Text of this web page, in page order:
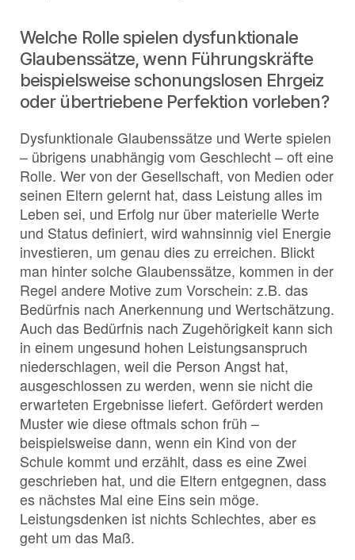
Welche Rolle spielen dysfunktionale
Glaubenssätze, wenn Führungskräfte
beispielsweise schonungslosen Ehrgeiz
oder übertriebene Perfektion vorleben?
Dysfunktionale Glaubenssätze und Werte spielen
– übrigens unabhängig vom Geschlecht – oft eine
Rolle. Wer von der Gesellschaft, von Medien oder
seinen Eltern gelernt hat, dass Leistung alles im
Leben sei, und Erfolg nur über materielle Werte
und Status definiert, wird wahnsinnig viel Energie
investieren, um genau dies zu erreichen. Blickt
man hinter solche Glaubenssätze, kommen in der
Regel andere Motive zum Vorschein: z.B. das
Bedürfnis nach Anerkennung und Wertschätzung.
Auch das Bedürfnis nach Zugehörigkeit kann sich
in einem ungesund hohen Leistungsanspruch
niederschlagen, weil die Person Angst hat,
ausgeschlossen zu werden, wenn sie nicht die
erwarteten Ergebnisse liefert. Gefördert werden
Muster wie diese oftmals schon früh –
beispielsweise dann, wenn ein Kind von der
Schule kommt und erzählt, dass es eine Zwei
geschrieben hat, und die Eltern entgegnen, dass
es nächstes Mal eine Eins sein möge.
Leistungsdenken ist nichts Schlechtes, aber es
geht um das Maß.